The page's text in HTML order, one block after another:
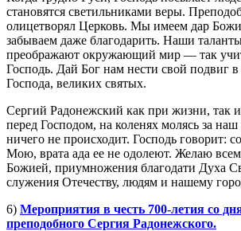
становятся светильниками веры.
олицетворял Церковь. Мы имеем дар
забываем даже благодарить. Наши
преображают окружающий мир — так
Господь. Дай Бог нам нести свой подвиг
Господа, великих святых.
Сергий Радонежский как при жизни, так и
перед Господом, на коленях молясь за
ничего не происходит. Господь говорит:
Мою, врата ада ее не одолеют. Желаю
Божией, приумножения благодати Духа
служения Отечеству, людям и нашему
6) Мероприятия в честь 700-летия со
преподобного Сергия Радонежского.